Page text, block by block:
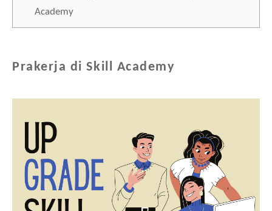
Academy
Prakerja di Skill Academy